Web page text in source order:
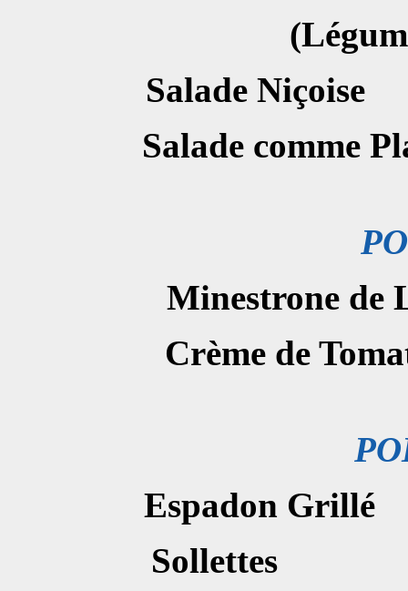
(Lé
Salade
Salade
Minestrone de
Crème de
Espadon